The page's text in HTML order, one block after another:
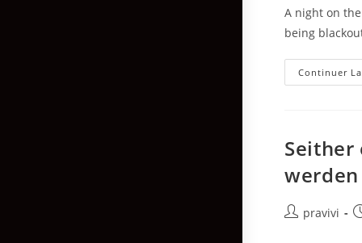
A night on
being
Continuer
Seither
Auteur/
pravivi